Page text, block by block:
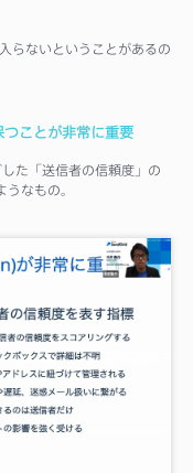
らないということがあるの
ことが非常に重要
た「送信者の信頼度」の
なもの。